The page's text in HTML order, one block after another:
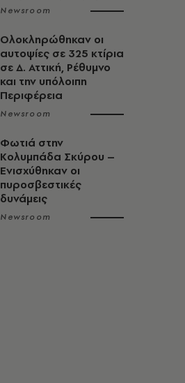
Newsroom
Ολοκληρώθηκαν οι
αυτοψίες σε 325 κτίρια
σε Δ. Αττική, Ρέθυμνο
και την υπόλοιπη
Περιφέρεια
Newsroom
Φωτιά στην
Κολυμπάδα Σκύρου –
Ενισχύθηκαν οι
πυροσβεστικές
δυνάμεις
Newsroom